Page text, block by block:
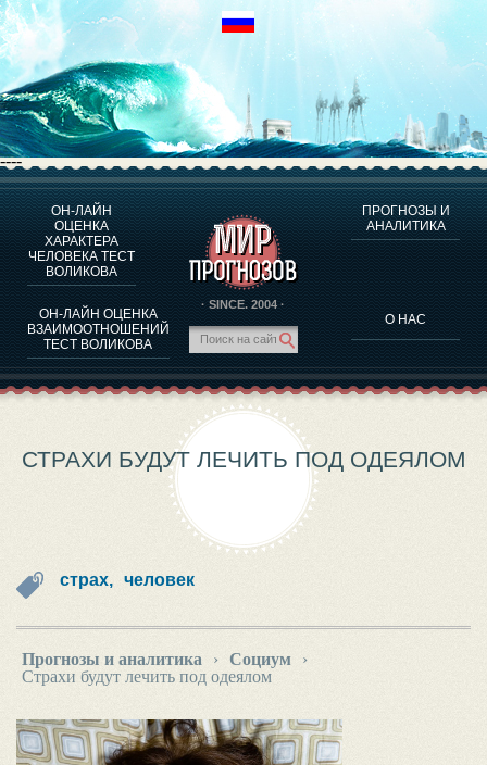
----
ОН-ЛАЙН
ОЦЕНКА
ХАРАКТЕРА
ЧЕЛОВЕКА ТЕСТ
ВОЛИКОВА
ОН-ЛАЙН ОЦЕНКА
ВЗАИМООТНОШЕНИЙ
ТЕСТ ВОЛИКОВА
· SINCE. 2004 ·
ПРОГНОЗЫ И
АНАЛИТИКА
О НАС
О ПРОГРАММЕ
ОЦЕНКА ХАРАКТЕРA ЧЕЛОВЕКА
ОЦЕНКА ХАРАКТЕРА ВЫДАЮЩИХСЯ ЛИЧНОСТЕЙ
О ПРОГРАММЕ
ТЕСТ НА СОВМЕСТИМОСТЬ ВОЛИКОВА
ПРОГНОЗЫ И АНАЛИТИКА
СТРАХИ БУДУТ ЛЕЧИТЬ ПОД ОДЕЯЛОМ
страх, человек
Прогнозы и аналитика › Социум
›
Страхи будут лечить под одеялом